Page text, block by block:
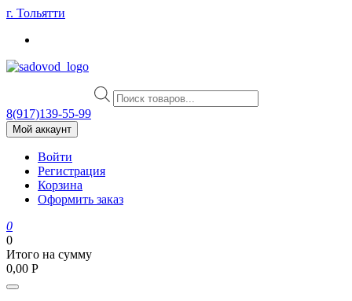
Skip
content
г. Тольятти
Поиск
товаров
8(917)139‑55-99
Мой аккаунт
Войти
Регистрация
Корзина
Оформить заказ
0
0
Итого на сумму
0,00 Р